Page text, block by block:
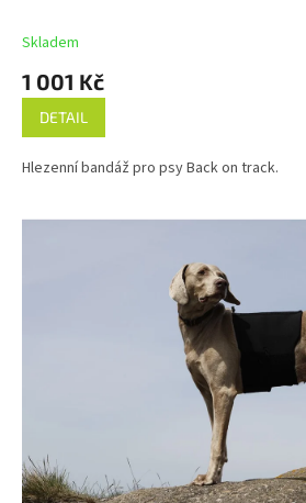
Skladem
1 001 Kč
DETAIL
Hlezenní bandáž pro psy Back on track.